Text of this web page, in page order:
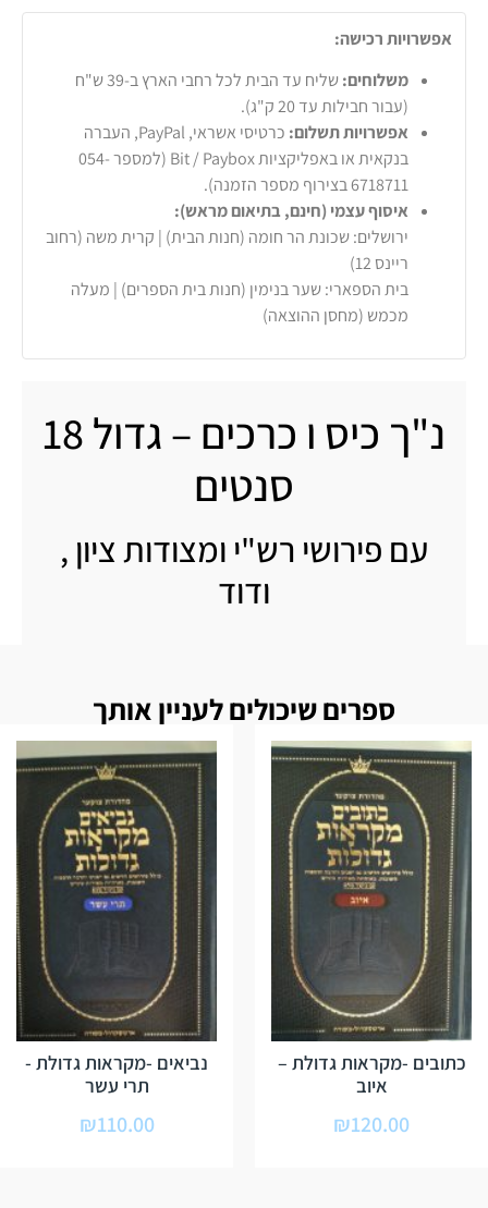
אפשרויות רכישה:
משלוחים:
שליח עד הבית לכל רחבי הארץ ב-39 ש"ח
(עבור חבילות עד 20 ק"ג).
אפשרויות תשלום:
כרטיסי אשראי, PayPal, העברה
בנקאית או באפליקציות Bit / Paybox (למספר 054-
6718711 בצירוף מספר הזמנה).
איסוף עצמי (חינם, בתיאום מראש):
ירושלים: שכונת הר חומה (חנות הבית) | קרית משה (רחוב
ריינס 12)
בית הספארי: שער בנימין (חנות בית הספרים) | מעלה
מכמש (מחסן ההוצאה)
נ"ך כיס ו כרכים – גדול 18
סנטים
עם פירושי רש"י ומצודות ציון ,
ודוד
ספרים שיכולים לעניין אותך
כתובים -מקראות גדולת –
איוב
₪120.00
נביאים -מקראות גדולת -
תרי עשר
₪110.00